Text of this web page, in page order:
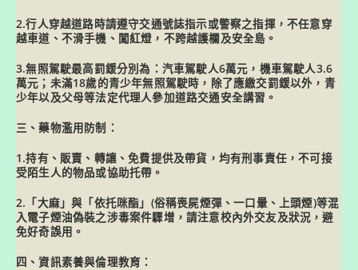
2.行人穿越道路時請遵守交通號誌指示或警察之指揮，不任意穿
越車道、不滑手機、闖紅燈，不跨越護欄及安全島。
3.無照駕駛最高罰鍰分別為：汽車駕駛人6萬元，機車駕駛人3.6
萬元；未滿18歲的青少年無照駕駛時，除了應繳交罰鍰以外，青
少年以及父母等法定代理人參加道路交通安全講習。
三 、藥物濫用防制：
1.持有、販賣、轉讓、免費提供及帶貨，均有刑事責任，不可接
受陌生人的物品或協助托帶。
2.「大麻」與「依托咪酯」(俗稱喪屍煙彈、一口暈、上頭煙)等混
入電子煙油偽裝之涉毒案件驟增，請注意校內外交友及狀況，避
免好奇誤用。
四、資訊素養與倫理教育：